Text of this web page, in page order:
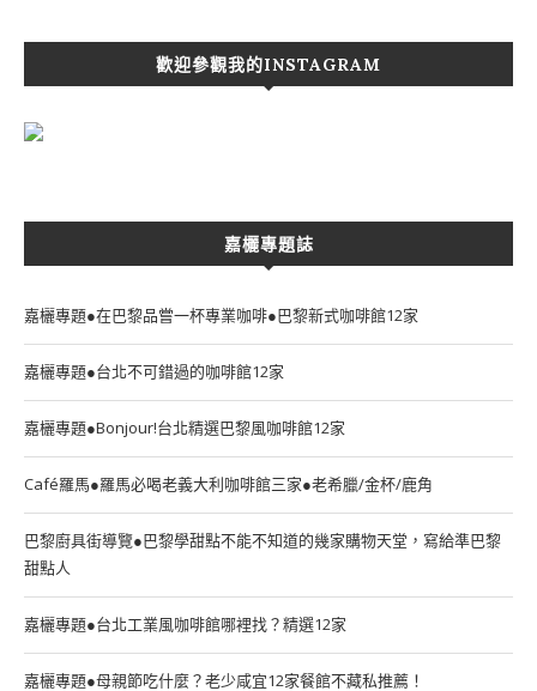
歡迎參觀我的INSTAGRAM
嘉欐專題誌
嘉欐專題●在巴黎品嘗一杯專業咖啡●巴黎新式咖啡館12家
嘉欐專題●台北不可錯過的咖啡館12家
嘉欐專題●Bonjour!台北精選巴黎風咖啡館12家
Café羅馬●羅馬必喝老義大利咖啡館三家●老希臘/金杯/鹿角
巴黎廚具街導覽●巴黎學甜點不能不知道的幾家購物天堂，寫給準巴黎
甜點人
嘉欐專題●台北工業風咖啡館哪裡找？精選12家
嘉欐專題●母親節吃什麼？老少咸宜12家餐館不藏私推薦！